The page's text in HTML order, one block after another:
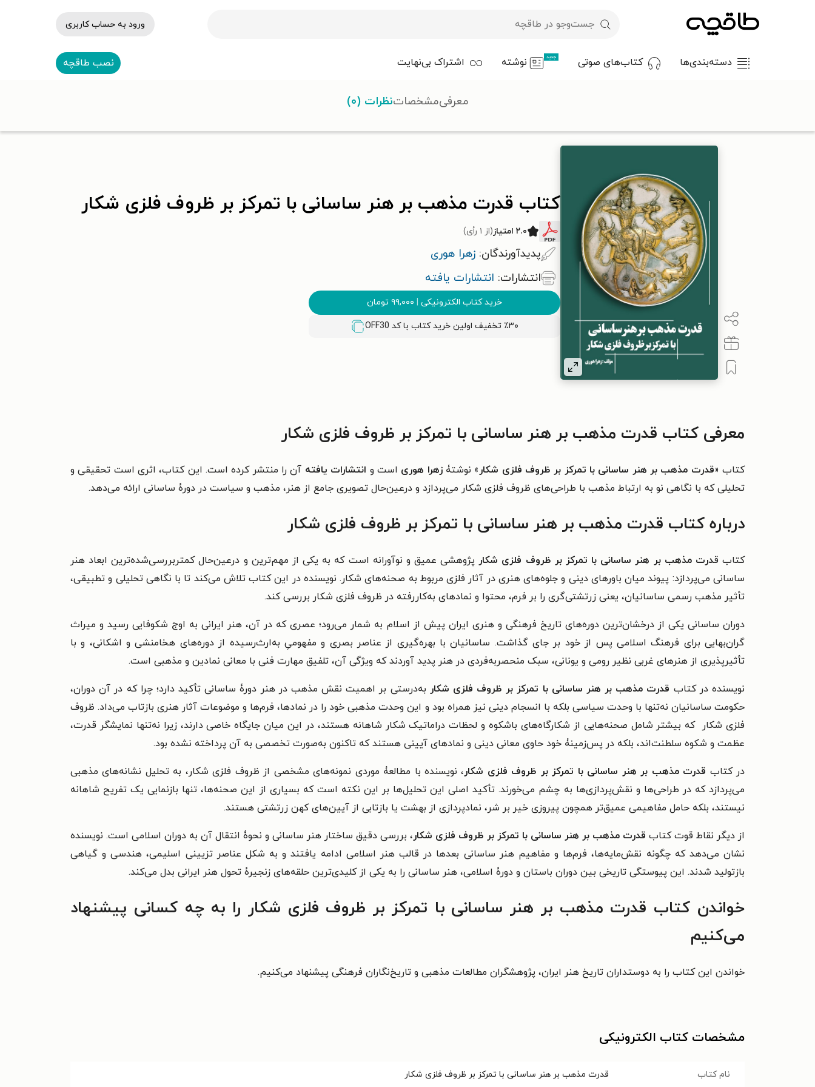
ورود به حساب کاربری
دسته‌بندی‌ها کتاب‌های صوتی جدید نوشته اشتراک بی‌نهایت نصب طاقچه
کتاب قدرت مذهب بر هنر ساسانی با تمرکز بر ظروف فلزی شکار
۲.۰ امتیاز (از ۱ رأی)
پدیدآورندگان: زهرا هوری
انتشارات: انتشارات یافته
خرید کتاب الکترونیکی | ۹۹,۰۰۰ تومان
٪۳۰ تخفیف اولین خرید کتاب با کد OFF30
معرفیمشخصاتنظرات (۰)
معرفی کتاب قدرت مذهب بر هنر ساسانی با تمرکز بر ظروف فلزی شکار
کتاب «قدرت مذهب بر هنر ساسانی با تمرکز بر ظروف فلزی شکار » نوشتۀزهرا هوری است و انتشارات یافته آن را منتشر کرده است. این کتاب، اثری است تحقیقی و
تحلیلی که با نگاهی نو به ارتباط مذهب با طراحی‌های ظروف فلزی شکار می‌پردازد و درعین‌حال تصویری جامع از هنر، مذهب و سیاست در دورۀ ساسانی ارائه می‌دهد.
درباره کتاب قدرت مذهب بر هنر ساسانی با تمرکز بر ظروف فلزی شکار
کتاب قدرت مذهب بر هنر ساسانی با تمرکز بر ظروف فلزی شکار پژوهشی عمیق و نوآورانه است که به یکی از مهم‌ترین و درعین‌حال کمتربررسی‌شده‌ترین ابعاد هنر
ساسانی می‌پردازد: پیوند میان باورهای دینی و جلوه‌های هنری در آثار فلزی مربوط به صحنه‌های شکار. نویسنده در این کتاب تلاش می‌کند تا با نگاهی تحلیلی و تطبیقی،
تأثیر مذهب رسمی ساسانیان، یعنی زرتشتی‌گری را بر فرم، محتوا و نمادهای به‌کاررفته در ظروف فلزی شکار بررسی کند.
دوران ساسانی یکی از درخشان‌ترین دوره‌های تاریخ فرهنگی و هنری ایران پیش از اسلام به شمار می‌رود؛ عصری که در آن، هنر ایرانی به اوج شکوفایی رسید و میراث
گران‌بهایی برای فرهنگ اسلامی پس از خود بر جای گذاشت. ساسانیان با بهره‌گیری از عناصر بصری و مفهومیِ به‌ارث‌رسیده از دوره‌های هخامنشی و اشکانی، و با
تأثیرپذیری از هنرهای غربی نظیر رومی و یونانی، سبک منحصربه‌فردی در هنر پدید آوردند که ویژگی آن، تلفیق مهارت فنی با معانی نمادین و مذهبی است.
نویسنده در کتاب قدرت مذهب بر هنر ساسانی با تمرکز بر ظروف فلزی شکار به‌درستی بر اهمیت نقش مذهب در هنر دورۀ ساسانی تأکید دارد؛ چرا که در آن دوران،
حکومت ساسانیان نه‌تنها با وحدت سیاسی بلکه با انسجام دینی نیز همراه بود و این وحدت مذهبی خود را در نمادها، فرم‌ها و موضوعات آثار هنری بازتاب می‌داد. ظروف
فلزی شکار که بیشتر شامل صحنه‌هایی از شکارگاه‌های باشکوه و لحظات دراماتیک شکار شاهانه هستند، در این میان جایگاه خاصی دارند، زیرا نه‌تنها نمایشگر قدرت،
عظمت و شکوه سلطنت‌اند، بلکه در پس‌زمینۀ خود حاوی معانی دینی و نمادهای آیینی هستند که تاکنون به‌صورت تخصصی به آن پرداخته نشده بود.
در کتاب قدرت مذهب بر هنر ساسانی با تمرکز بر ظروف فلزی شکار، نویسنده با مطالعۀ موردی نمونه‌های مشخصی از ظروف فلزی شکار، به تحلیل نشانه‌های مذهبی
می‌پردازد که در طراحی‌ها و نقش‌پردازی‌ها به چشم می‌خورند. تأکید اصلی این تحلیل‌ها بر این نکته است که بسیاری از این صحنه‌ها، تنها بازنمایی یک تفریح شاهانه
نیستند، بلکه حامل مفاهیمی عمیق‌تر همچون پیروزی خیر بر شر، نمادپردازی از بهشت یا بازتابی از آیین‌های کهن زرتشتی هستند.
از دیگر نقاط قوت کتاب قدرت مذهب بر هنر ساسانی با تمرکز بر ظروف فلزی شکار، بررسی دقیق ساختار هنر ساسانی و نحوۀ انتقال آن به دوران اسلامی است. نویسنده
نشان می‌دهد که چگونه نقش‌مایه‌ها، فرم‌ها و مفاهیم هنر ساسانی بعدها در قالب هنر اسلامی ادامه یافتند و به شکل عناصر تزیینی اسلیمی، هندسی و گیاهی
بازتولید شدند. این پیوستگی تاریخی بین دوران باستان و دورۀ اسلامی، هنر ساسانی را به یکی از کلیدی‌ترین حلقه‌های زنجیرۀ تحول هنر ایرانی بدل می‌کند.
خواندن کتاب قدرت مذهب بر هنر ساسانی با تمرکز بر ظروف فلزی شکار را به چه کسانی پیشنهاد
می‌کنیم
خواندن این کتاب را به دوستداران تاریخ هنر ایران، پژوهشگران مطالعات مذهبی و تاریخ‌نگاران فرهنگی پیشنهاد می‌کنیم.
مشخصات کتاب الکترونیکی
نام کتاب قدرت مذهب بر هنر ساسانی با تمرکز بر ظروف فلزی شکار